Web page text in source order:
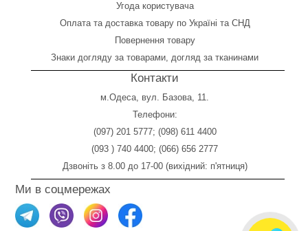
Угода користувача
Оплата та доставка товару по Україні та СНД
Повернення товару
Знаки догляду за товарами, догляд за тканинами
Контакти
м.Одеса, вул. Базова, 11.
Телефони:
(097) 201 5777; (098) 611 4400
(093 ) 740 4400; (066) 656 2777
Дзвоніть з 8.00 до 17-00 (вихідний: п'ятниця)
Ми в соцмережах